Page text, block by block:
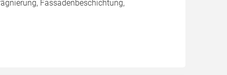
Fassadenbeschichtung,